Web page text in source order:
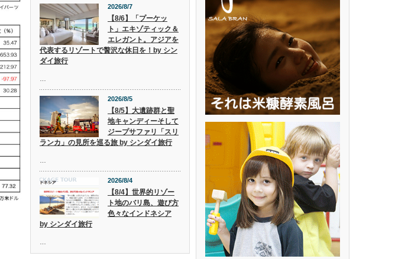
2026/8/7
【8/6】「プーケッ
ト」エキゾティック＆
エレガント。アジアを
代表するリゾートで贅沢な休日を！by シン
ダイ旅行
2026/8/5
【8/5】大遺跡群と聖
地キャンディーそして
ジープサファリ「スリ
ランカ」の見所を巡る旅 by シンダイ旅行
2026/8/4
【8/4】世界的リゾー
ト地のバリ島、遊び方
色々なインドネシア
by シンダイ旅行